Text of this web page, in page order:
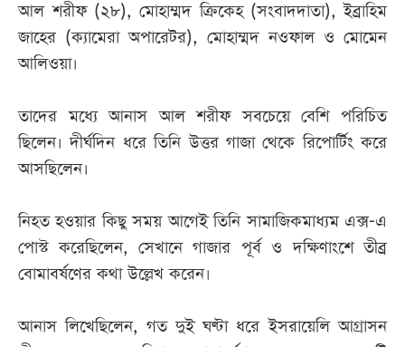
আল শরীফ (২৮), মোহাম্মদ ক্রিকেহ (সংবাদদাতা), ইব্রাহিম
জাহের (ক্যামেরা অপারেটর), মোহাম্মদ নওফাল ও মোমেন
আলিওয়া।
তাদের মধ্যে আনাস আল শরীফ সবচেয়ে বেশি পরিচিত
ছিলেন। দীর্ঘদিন ধরে তিনি উত্তর গাজা থেকে রিপোর্টিং করে
আসছিলেন।
নিহত হওয়ার কিছু সময় আগেই তিনি সামাজিকমাধ্যম এক্স-এ
পোস্ট করেছিলেন, সেখানে গাজার পূর্ব ও দক্ষিণাংশে তীব্র
বোমাবর্ষণের কথা উল্লেখ করেন।
আনাস লিখেছিলেন, গত দুই ঘণ্টা ধরে ইসরায়েলি আগ্রাসন